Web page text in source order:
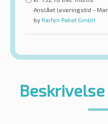
Anslået leveringstid -
by Raifen Paket GmbH